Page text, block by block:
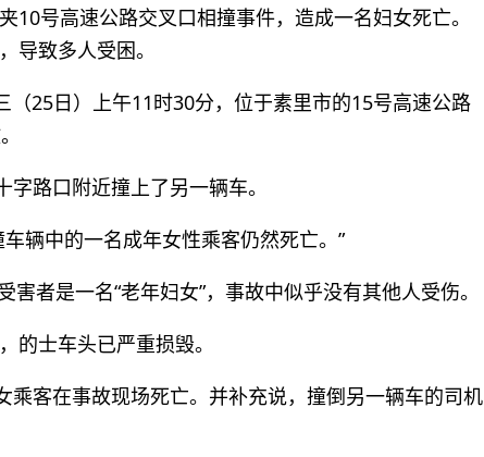
号高速公路交叉口相撞事件，造成一名妇女死亡。
导致多人受困。
25日）上午11时30分，位于素里市的15号高速公路
路口附近撞上了另一辆车。
辆中的一名成年女性乘客仍然死亡。”
者是一名“老年妇女”，事故中似乎没有其他人受伤。
的士车头已严重损毁。
乘客在事故现场死亡。并补充说，撞倒另一辆车的司机